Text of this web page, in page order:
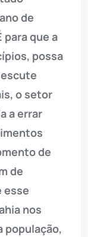
de
que a
possa
o setor
a errar
de
de
esse
nos
população,